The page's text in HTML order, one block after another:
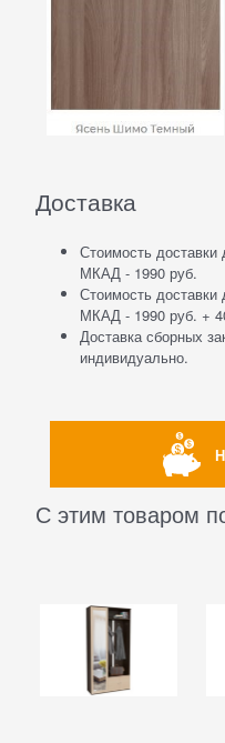
Доставка
Стоимость
МКАД - 1990 руб.
Стоимость
МКАД - 1990 руб. +
Доставка сборных
индивидуально.
С этим товаром